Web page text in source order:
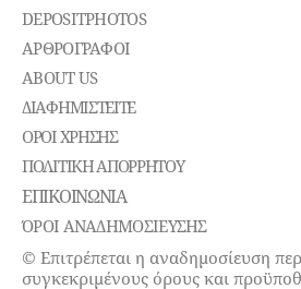
DEPOSITPHOTOS
ΑΡΘΡΟΓΡΑΦΟΙ
ABOUT US
ΔΙΑΦΗΜΙΣΤΕΊΤΕ
ΌΡΟΙ ΧΡΉΣΗΣ
ΠΟΛΙΤΙΚΉ ΑΠΟΡΡΉΤΟΥ
ΕΠΙΚΟΙΝΩΝΊΑ
ΌΡΟΙ ΑΝΑΔΗΜΟΣΙΕΥΣΗΣ
© Επιτρέπεται η αναδημοσίευση
συγκεκριμένους όρους και